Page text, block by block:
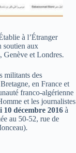
à l’Étranger
soutien aux
Genève et Londres.
militants des
en France et
franco-algérienne
et les journalistes
10 décembre 2016 à
au 50-52, rue de